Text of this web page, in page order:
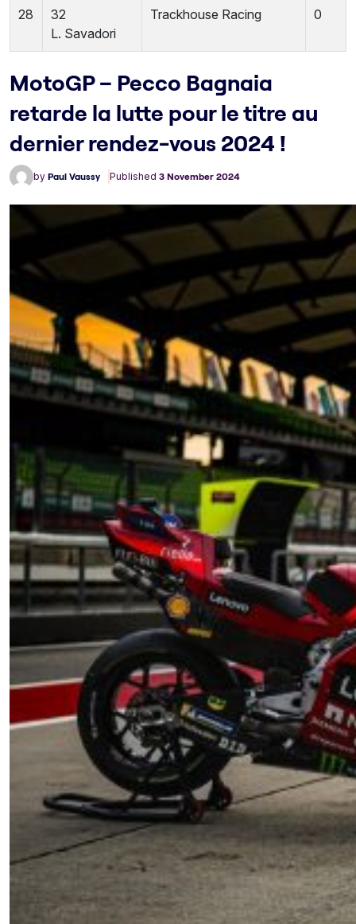
28
32
L. Savadori
Trackhouse Racing 0
MotoGP – Pecco Bagnaia
retarde la lutte pour le titre au
dernier rendez-vous 2024 !
by Paul Vaussy Published 3 November 2024